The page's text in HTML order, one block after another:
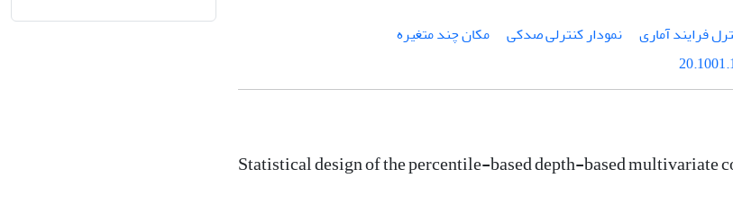
فرایند آماری نمودار کنترلی صدکی
مکان چند متغیره
Statistical design of the percentile-based depth-based multivariate